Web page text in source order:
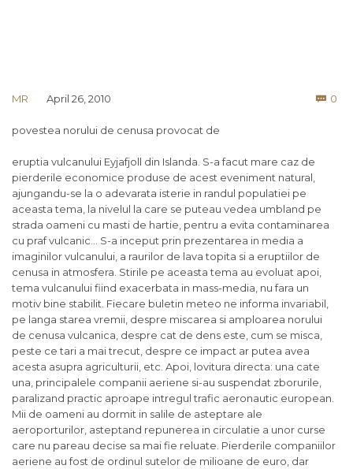
MR April 26, 2010  0
povestea norului de cenusa provocat de
eruptia vulcanului Eyjafjoll din Islanda. S-a facut mare caz de
pierderile economice produse de acest eveniment natural,
ajungandu-se la o adevarata isterie in randul populatiei pe
aceasta tema, la nivelul la care se puteau vedea umbland pe
strada oameni cu masti de hartie, pentru a evita contaminarea
cu praf vulcanic… S-a inceput prin prezentarea in media a
imaginilor vulcanului, a raurilor de lava topita si a eruptiilor de
cenusa in atmosfera. Stirile pe aceasta tema au evoluat apoi,
tema vulcanului fiind exacerbata in mass-media, nu fara un
motiv bine stabilit. Fiecare buletin meteo ne informa invariabil,
pe langa starea vremii, despre miscarea si amploarea norului
de cenusa vulcanica, despre cat de dens este, cum se misca,
peste ce tari a mai trecut, despre ce impact ar putea avea
acesta asupra agriculturii, etc. Apoi, lovitura directa: una cate
una, principalele companii aeriene si-au suspendat zborurile,
paralizand practic aproape intregul trafic aeronautic european.
Mii de oameni au dormit in salile de asteptare ale
aeroporturilor, asteptand repunerea in circulatie a unor curse
care nu pareau decise sa mai fie reluate. Pierderile companiilor
aeriene au fost de ordinul sutelor de milioane de euro, dar